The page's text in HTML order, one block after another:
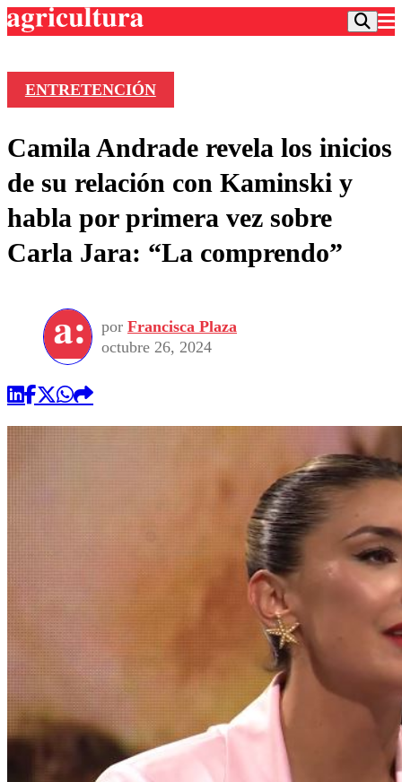
Frecuencias
Agricultura TV
Deportes
Colo Colo
Motor
Torneo Internacional
Torneo Nacional
Entretención
Noticias
Internacional
Nacional
Vida Social
Programas
Comercial
ENTRETENCIÓN
Camila Andrade revela los inicios
de su relación con Kaminski y
habla por primera vez sobre
Carla Jara: “La comprendo”
por Francisca Plaza
octubre 26, 2024